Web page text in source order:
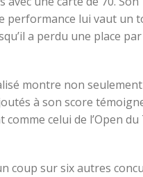
performance lui vaut un
a perdu une place
montre non
à son score
celui de l’Open du
coup sur six autres